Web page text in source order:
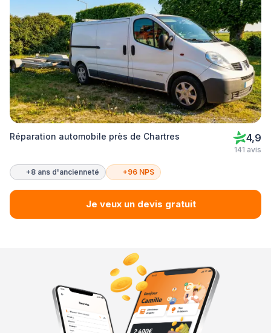
Réparation automobile près de Chartres 4,9
141 avis
+8 ans d'ancienneté +96 NPS
Je veux un devis gratuit